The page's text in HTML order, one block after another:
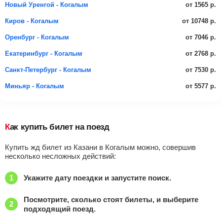
Новый Уренгой - Когалым от 1565 р.
Киров - Когалым от 10748 р.
Оренбург - Когалым от 7046 р.
Екатеринбург - Когалым от 2768 р.
Санкт-Петербург - Когалым от 7530 р.
Миньяр - Когалым от 5577 р.
Как купить билет на поезд
Купить жд билет из Казани в Когалым можно, совершив
несколько несложных действий:
Укажите дату поездки и запустите поиск.
Посмотрите, сколько стоят билеты, и выберите
подходящий поезд.